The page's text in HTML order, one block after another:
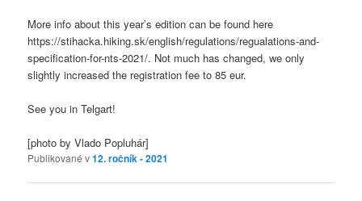
More info about this year’s edition can be found here
https://stihacka.hiking.sk/english/regulations/regualations-and-
specification-for-nts-2021/. Not much has changed, we only
slightly increased the registration fee to 85 eur.
See you in Telgart!
[photo by Vlado Popluhár]
Publikované v12. ročník - 2021